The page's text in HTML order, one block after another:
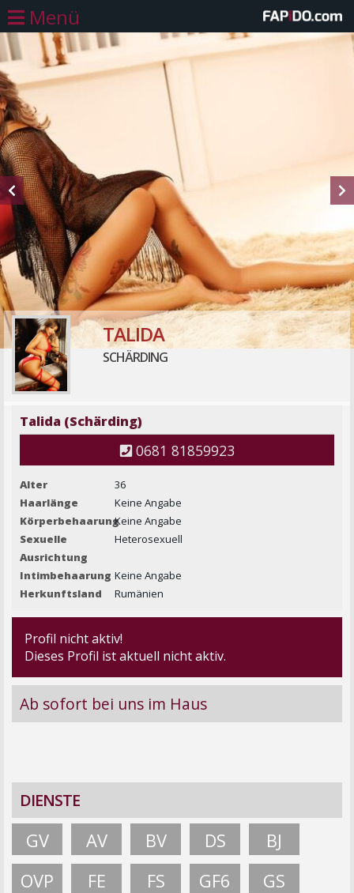
Menü
TALIDA
SCHÄRDING
Talida (Schärding)
0681 81859923
Alter
36
Haarlänge
Keine Angabe
KörperbehaarungKeine Angabe
Sexuelle
Ausrichtung
Heterosexuell
Intimbehaarung Keine Angabe
Herkunftsland
Rumänien
Profil nicht aktiv!
Dieses Profil ist aktuell nicht aktiv.
Ab sofort bei uns im Haus
DIENSTE
GV AV BV DS
BJ
OVP
FE FS GF6
GS